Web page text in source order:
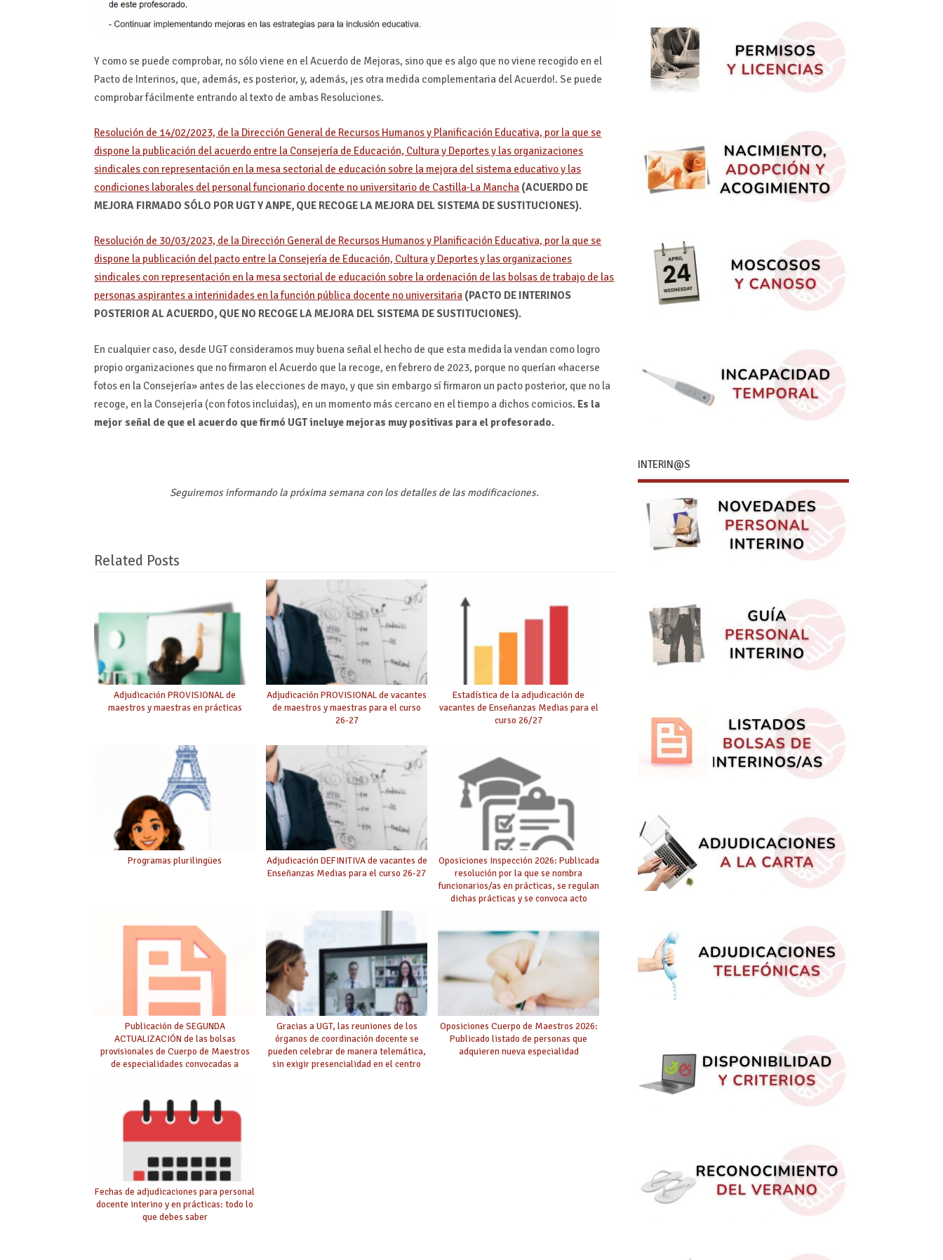
Y como se puede comprobar, no sólo viene en el Acuerdo de Mejoras, sino que es algo que no viene recogido en el
Pacto de Interinos, que, además, es posterior, y, además, ¡es otra medida complementaria del Acuerdo!. Se puede
comprobar fácilmente entrando al texto de ambas Resoluciones.
Resolución de 14/02/2023, de la Dirección General de Recursos Humanos y Planificación Educativa, por la que se
dispone la publicación del acuerdo entre la Consejería de Educación, Cultura y Deportes y las organizaciones
sindicales con representación en la mesa sectorial de educación sobre la mejora del sistema educativo y las
condiciones laborales del personal funcionario docente no universitario de Castilla-La Mancha (ACUERDO DE
MEJORA FIRMADO SÓLO POR UGT Y ANPE, QUE RECOGE LA MEJORA DEL SISTEMA DE SUSTITUCIONES).
Resolución de 30/03/2023, de la Dirección General de Recursos Humanos y Planificación Educativa, por la que se
dispone la publicación del pacto entre la Consejería de Educación, Cultura y Deportes y las organizaciones
sindicales con representación en la mesa sectorial de educación sobre la ordenación de las bolsas de trabajo de las
personas aspirantes a interinidades en la función pública docente no universitaria (PACTO DE INTERINOS
POSTERIOR AL ACUERDO, QUE NO RECOGE LA MEJORA DEL SISTEMA DE SUSTITUCIONES).
En cualquier caso, desde UGT consideramos muy buena señal el hecho de que esta medida la vendan como logro
propio organizaciones que no firmaron el Acuerdo que la recoge, en febrero de 2023, porque no querían «hacerse
fotos en la Consejería» antes de las elecciones de mayo, y que sin embargo sí firmaron un pacto posterior, que no la
recoge, en la Consejería (con fotos incluidas), en un momento más cercano en el tiempo a dichos comicios. Es la
mejor señal de que el acuerdo que firmó UGT incluye mejoras muy positivas para el profesorado.
Seguiremos informando la próxima semana con los detalles de las modificaciones.
Related Posts
Adjudicación PROVISIONAL de
maestros y maestras en prácticas
Adjudicación PROVISIONAL de vacantes
de maestros y maestras para el curso
26-27
Estadística de la adjudicación de
vacantes de Enseñanzas Medias para el
curso 26/27
Programas plurilingües
Adjudicación DEFINITIVA de vacantes de
Enseñanzas Medias para el curso 26-27
Oposiciones Inspección 2026: Publicada
resolución por la que se nombra
funcionarios/as en prácticas, se regulan
dichas prácticas y se convoca acto
Publicación de SEGUNDA
ACTUALIZACIÓN de las bolsas
provisionales de Cuerpo de Maestros
de especialidades convocadas a
Gracias a UGT, las reuniones de los
órganos de coordinación docente se
pueden celebrar de manera telemática,
sin exigir presencialidad en el centro
Oposiciones Cuerpo de Maestros 2026:
Publicado listado de personas que
adquieren nueva especialidad
Fechas de adjudicaciones para personal
docente interino y en prácticas: todo lo
que debes saber
INTERIN@S